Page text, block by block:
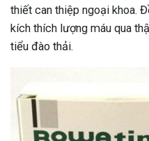
thiết can thiệp ngoại khoa.
kích thích lượng máu qua
tiểu đào thải.